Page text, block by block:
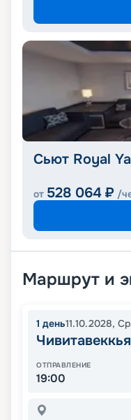
Сьют Royal
от 528 064 ₽ /
Маршрут и
1 день11.10.2028,
ОТПРАВЛЕНИЕ
19:00